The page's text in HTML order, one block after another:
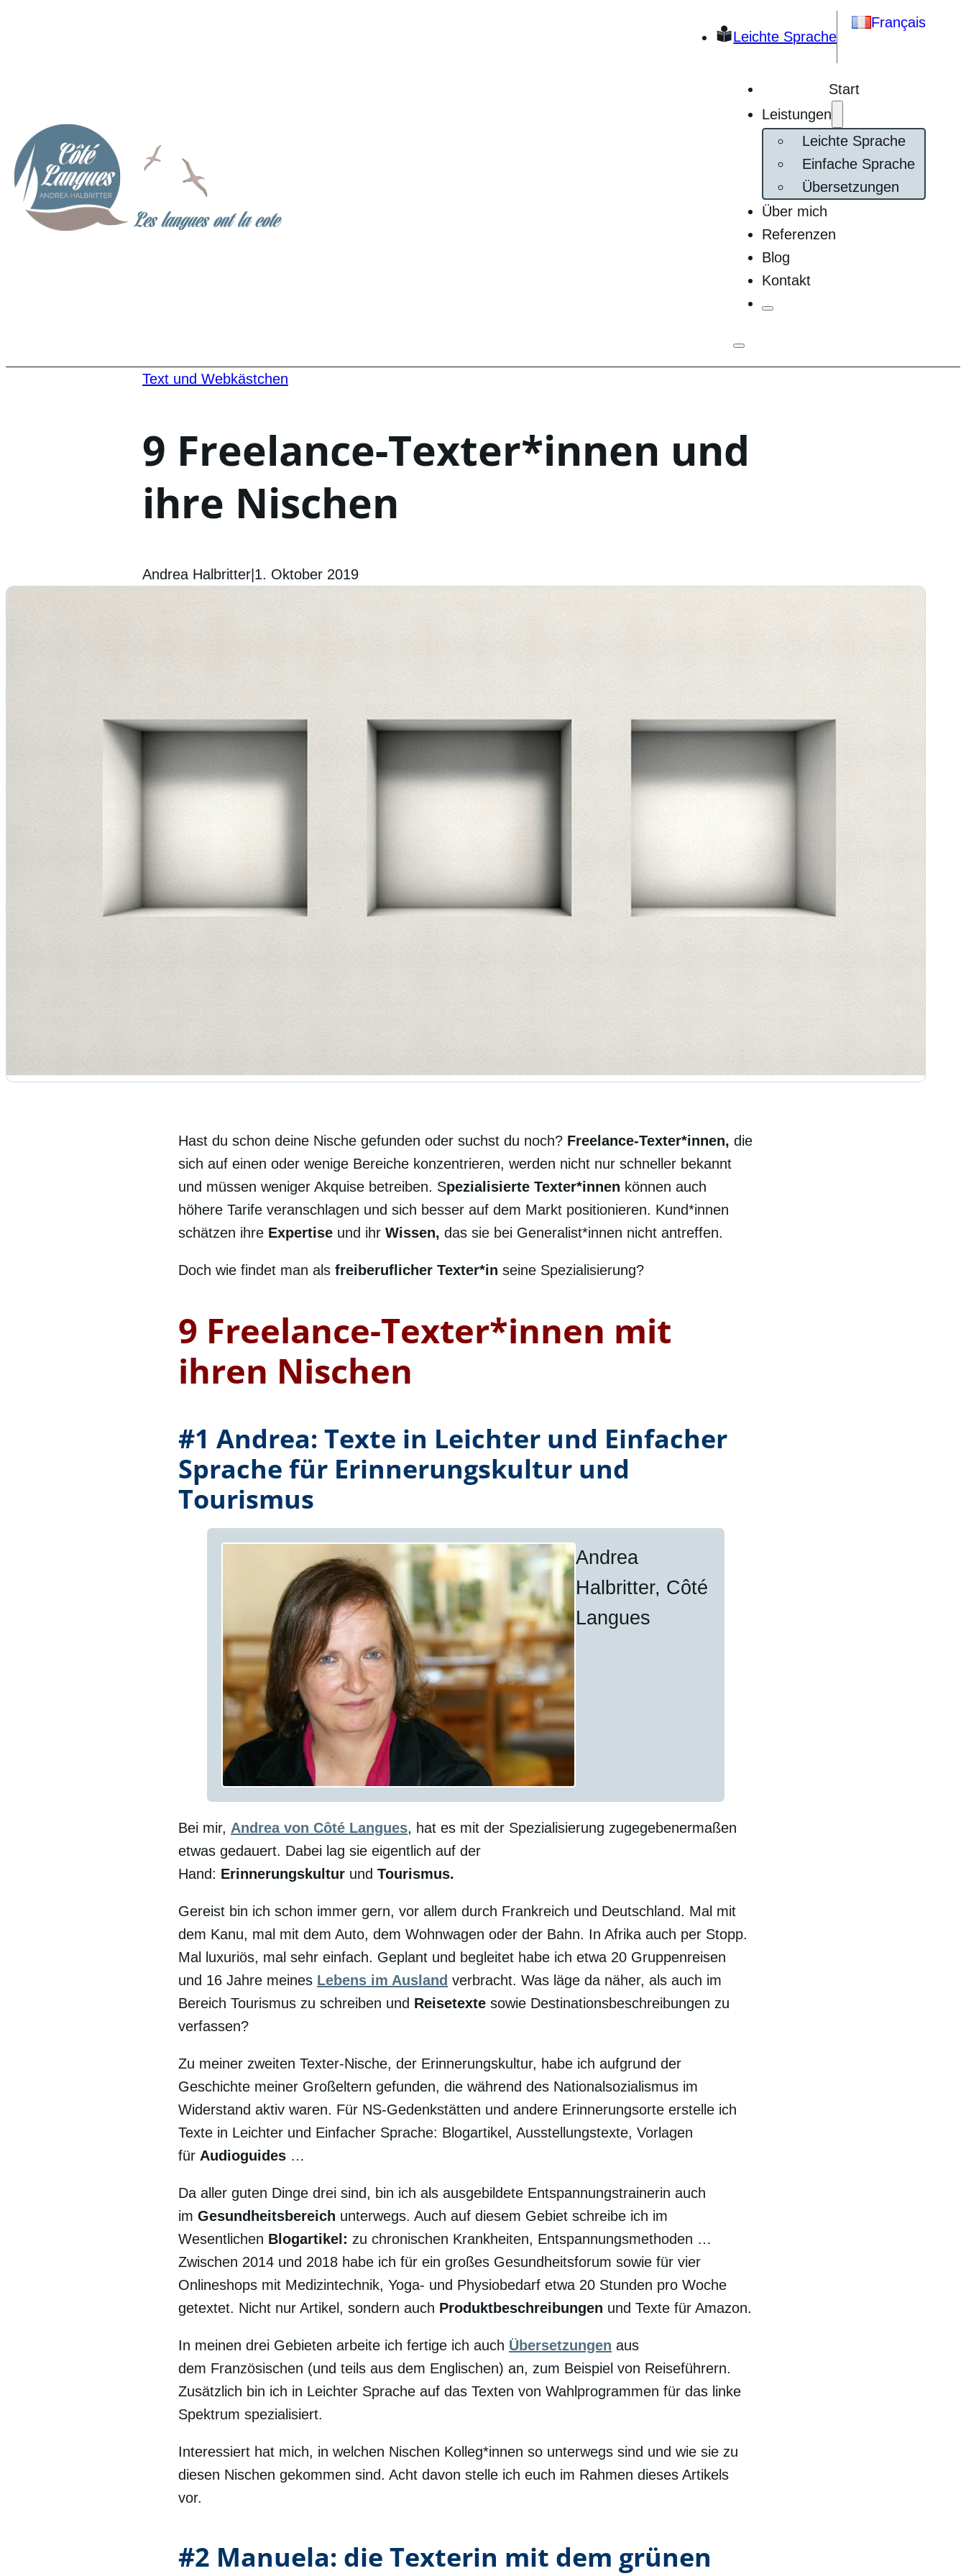
Leichte Sprache
Français
Start
Leistungen
Leichte Sprache
Einfache Sprache
Übersetzungen
Über mich
Referenzen
Blog
Kontakt
Text und Webkästchen
9 Freelance-Texter*innen und
ihre Nischen
Andrea Halbritter 1. Oktober 2019
Hast du schon deine Nische gefunden oder suchst du noch? Freelance-Texter*innen, die
sich auf einen oder wenige Bereiche konzentrieren, werden nicht nur schneller bekannt
und müssen weniger Akquise betreiben. Spezialisierte Texter*innen können auch
höhere Tarife veranschlagen und sich besser auf dem Markt positionieren. Kund*innen
schätzen ihre Expertise und ihr Wissen, das sie bei Generalist*innen nicht antreffen.
Doch wie findet man als freiberuflicher Texter*in seine Spezialisierung?
9 Freelance-Texter*innen mit
ihren Nischen
#1 Andrea: Texte in Leichter und Einfacher
Sprache für Erinnerungskultur und
Tourismus
Andrea
Halbritter, Côté
Langues
Bei mir, Andrea von Côté Langues, hat es mit der Spezialisierung zugegebenermaßen
etwas gedauert. Dabei lag sie eigentlich auf der
Hand: Erinnerungskultur und Tourismus.
Gereist bin ich schon immer gern, vor allem durch Frankreich und Deutschland. Mal mit
dem Kanu, mal mit dem Auto, dem Wohnwagen oder der Bahn. In Afrika auch per Stopp.
Mal luxuriös, mal sehr einfach. Geplant und begleitet habe ich etwa 20 Gruppenreisen
und 16 Jahre meines Lebens im Ausland verbracht. Was läge da näher, als auch im
Bereich Tourismus zu schreiben und Reisetexte sowie Destinationsbeschreibungen zu
verfassen?
Zu meiner zweiten Texter-Nische, der Erinnerungskultur, habe ich aufgrund der
Geschichte meiner Großeltern gefunden, die während des Nationalsozialismus im
Widerstand aktiv waren. Für NS-Gedenkstätten und andere Erinnerungsorte erstelle ich
Texte in Leichter und Einfacher Sprache: Blogartikel, Ausstellungstexte, Vorlagen
für Audioguides …
Da aller guten Dinge drei sind, bin ich als ausgebildete Entspannungstrainerin auch
im Gesundheitsbereich unterwegs. Auch auf diesem Gebiet schreibe ich im
Wesentlichen Blogartikel: zu chronischen Krankheiten, Entspannungsmethoden …
Zwischen 2014 und 2018 habe ich für ein großes Gesundheitsforum sowie für vier
Onlineshops mit Medizintechnik, Yoga- und Physiobedarf etwa 20 Stunden pro Woche
getextet. Nicht nur Artikel, sondern auch Produktbeschreibungen und Texte für Amazon.
In meinen drei Gebieten arbeite ich fertige ich auch Übersetzungen aus
dem Französischen (und teils aus dem Englischen) an, zum Beispiel von Reiseführern.
Zusätzlich bin ich in Leichter Sprache auf das Texten von Wahlprogrammen für das linke
Spektrum spezialisiert.
Interessiert hat mich, in welchen Nischen Kolleg*innen so unterwegs sind und wie sie zu
diesen Nischen gekommen sind. Acht davon stelle ich euch im Rahmen dieses Artikels
vor.
#2 Manuela: die Texterin mit dem grünen